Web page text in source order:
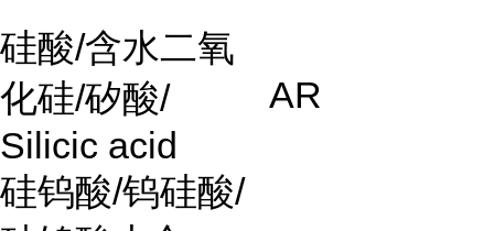
硅酸/含水二氧
化硅/矽酸/
Silicic acid
AR
硅钨酸/钨硅酸/